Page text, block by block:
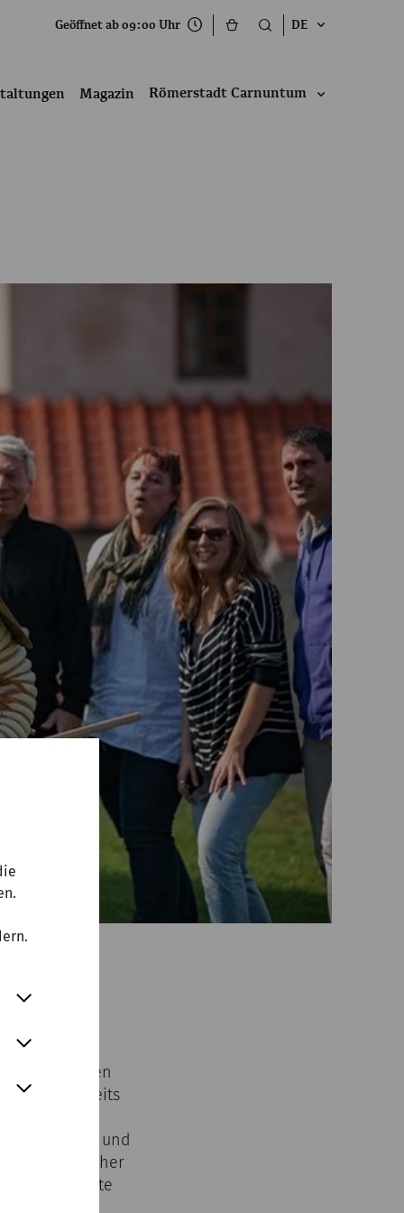
Geöffnet ab 09:00 Uhr DE
Magazin Römerstadt Carnuntum
Ihren
sich bereits
feiern. Alle
werden und
Sie daher
Sie bitte